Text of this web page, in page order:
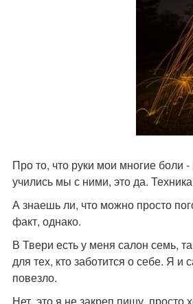
Про то, что руки мои многие боли
учились мы с ними, это да.
А знаешь ли, что можно просто
факт, однако.
В Твери есть у меня салон семь,
для тех, кто заботится о себе. Я
повезло.